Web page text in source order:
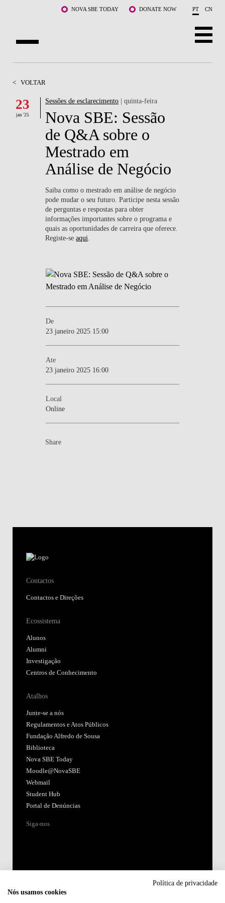
Saltar para o conteúdo principalNOVA SBE TODAY DONATE NOW PT CN
DOCENTES E INVESTIGAÇÃO
COMUNIDADE
< VOLTAR
23
jan '25
Sessões de esclarecimento | quinta-feira
Nova SBE: Sessão
de Q&A sobre o
Mestrado em
Análise de Negócio
Saiba como o mestrado em análise de negócio
pode mudar o seu futuro. Participe nesta sessão
de perguntas e respostas para obter
informações importantes sobre o programa e
quais as oportunidades de carreira que oferece.
Registe-seaqui
De
23 janeiro 2025 15:00
Ate
23 janeiro 2025 16:00
Local
Online
Share
Contactos
Contactos e Direções
Ecossistema
Alunos
Alumni
Investigação
Centros de Conhecimento
Atalhos
Junte-se a nós
Regulamentos e Atos Públicos
Fundação Alfredo de Sousa
Biblioteca
Nova SBE Today
Moodle@NovaSBE
Webmail
Student Hub
Portal de Denúncias
Siga-nos
Política de privacidade
Nós usamos cookies